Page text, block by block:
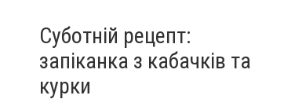
Суботній рецепт:
запіканка з кабачків та
курки